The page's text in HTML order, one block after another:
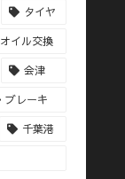
タイヤ
オイル交換
会津
ブレーキ
千葉港